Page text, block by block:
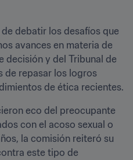
debatir los desafíos que
avances en materia de
decisión y del Tribunal de
de repasar los logros
de ética recientes.
eco del preocupante
con el acoso sexual o
la comisión reiteró su
este tipo de